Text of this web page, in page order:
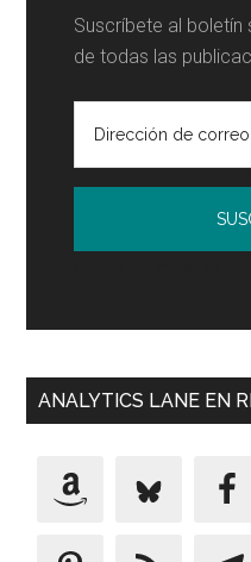
Suscríbete al boletín
de todas las
ANALYTICS LANE EN